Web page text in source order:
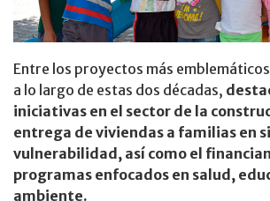
Entre los proyectos más
a lo largo de estas dos décadas,
iniciativas en el sector de la
entrega de viviendas a familias en
vulnerabilidad, así como el
programas enfocados en salud,
ambiente.